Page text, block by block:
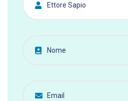
Ettore Sapio